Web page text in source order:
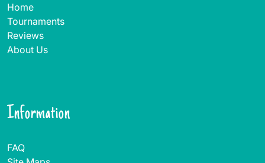
Home
Tournaments
Reviews
About Us
Information
FAQ